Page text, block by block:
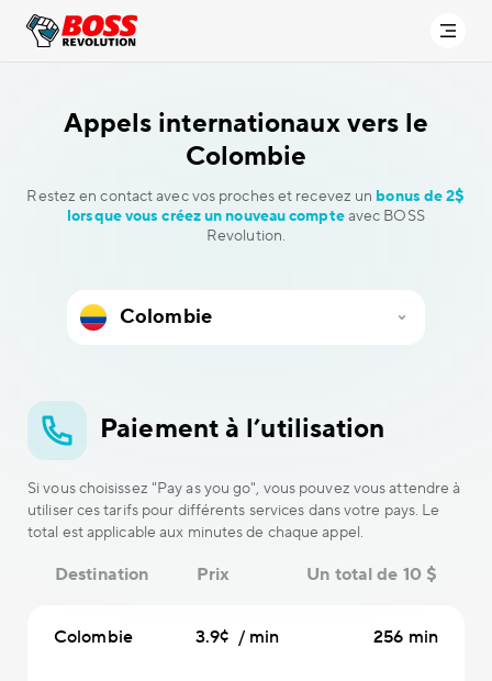
Appels internationaux vers le
Colombie
Restez en contact avec vos proches et recevez un bonus de 2$
lorsque vous créez un nouveau compteavec BOSS
Revolution.
Paiement à l’utilisation
Si vous choisissez "Pay as you go", vous pouvez vous attendre à
utiliser ces tarifs pour différents services dans votre pays. Le
total est applicable aux minutes de chaque appel.
Destination Prix Un total de 10 $
Colombie 3.9¢ / min 256 min